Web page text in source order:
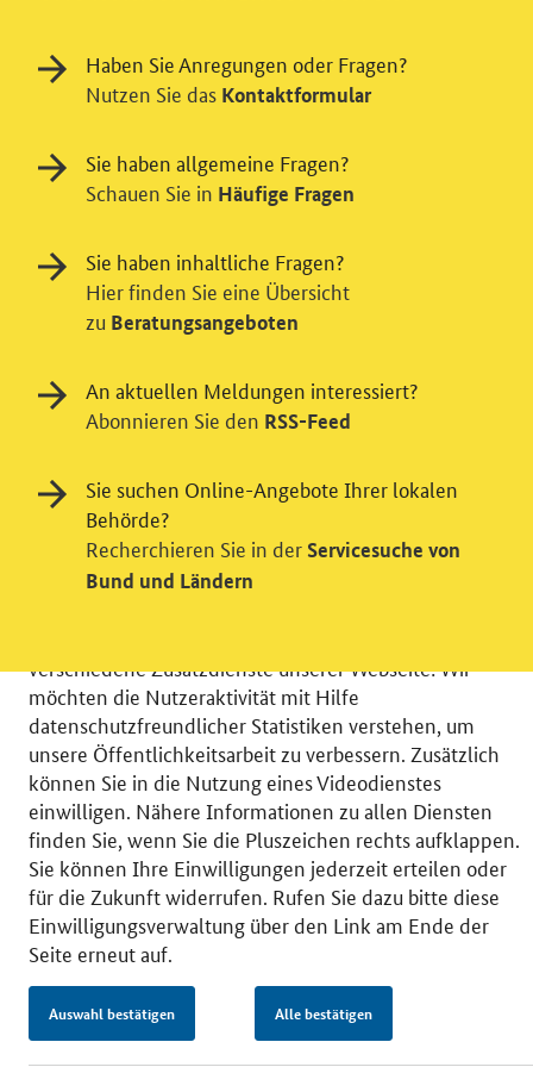
© 2026 Bundesministerium für Wirtschaft und Energie
RSS
Benutzerhinweise
Inhaltsverzeichnis
Impressum
Barrierefreiheit
Datenschutz
Einwilligungsverwaltung
Einwilligung in Tracking und / oder
Videodienst
verschiedene Zusatzdienste unserer Webseite: Wir
möchten die Nutzeraktivität mit Hilfe
datenschutzfreundlicher Statistiken verstehen, um
unsere Öffentlichkeitsarbeit zu verbessern. Zusätzlich
können Sie in die Nutzung eines Videodienstes
einwilligen. Nähere Informationen zu allen Diensten
finden Sie, wenn Sie die Pluszeichen rechts aufklappen.
Sie können Ihre Einwilligungen jederzeit erteilen oder
für die Zukunft widerrufen. Rufen Sie dazu bitte diese
Einwilligungsverwaltung über den Link am Ende der
Seite erneut auf.
Auswahl bestätigen Alle bestätigen
Haben Sie Anregungen oder Fragen?
Nutzen Sie das Kontaktformular
Sie haben allgemeine Fragen?
Schauen Sie in Häufige Fragen
Sie haben inhaltliche Fragen?
Hier finden Sie eine Übersicht
zu Beratungsangeboten
An aktuellen Meldungen interessiert?
Abonnieren Sie den RSS-Feed
Sie suchen Online-Angebote Ihrer lokalen
Behörde?
Recherchieren Sie in der Servicesuche von
Bund und Ländern